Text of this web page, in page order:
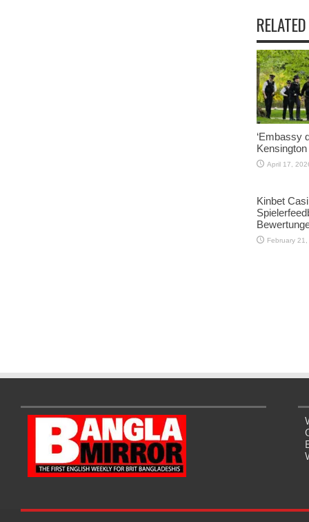
‘Embassy
April 17,
Kinbet
February